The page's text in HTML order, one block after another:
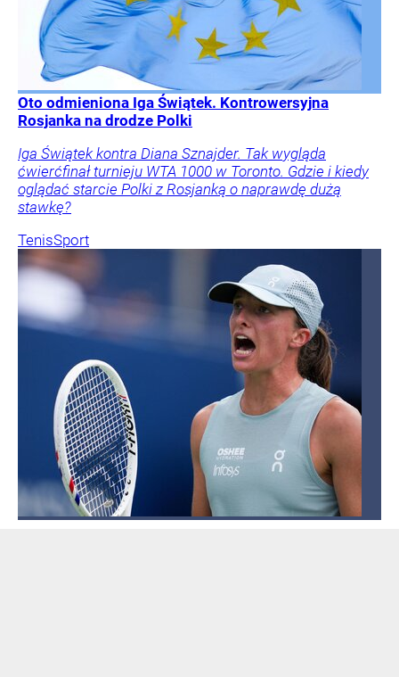
Oto odmieniona Iga Świątek. Kontrowersyjna
Rosjanka na drodze Polki
Iga Świątek kontra Diana Sznajder. Tak wygląda
ćwierćfinał turnieju WTA 1000 w Toronto. Gdzie i kiedy
oglądać starcie Polki z Rosjanką o naprawdę dużą
stawkę?
TenisSport